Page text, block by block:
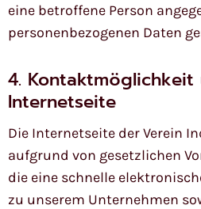
eine betroffene Person
personenbezogenen Daten
4.
Internetseite
Die Internetseite der Verein
aufgrund von gesetzlichen
die eine schnelle
zu unserem Unternehmen